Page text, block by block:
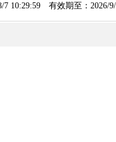
7 10:29:59 有效期至：2026/9/